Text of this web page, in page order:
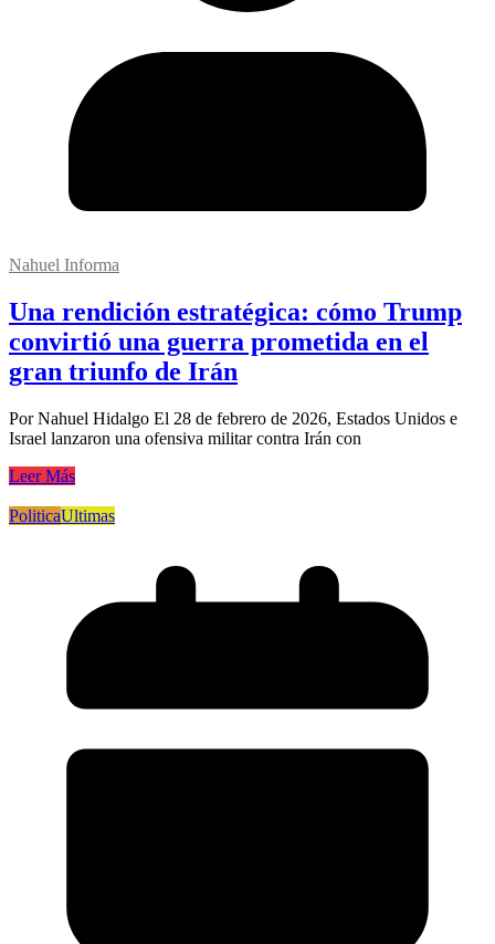
Nahuel Informa
Una rendición estratégica: cómo Trump
convirtió una guerra prometida en el
gran triunfo de Irán
Por Nahuel Hidalgo El 28 de febrero de 2026, Estados Unidos e
Israel lanzaron una ofensiva militar contra Irán con
Leer Más
PoliticaUltimas